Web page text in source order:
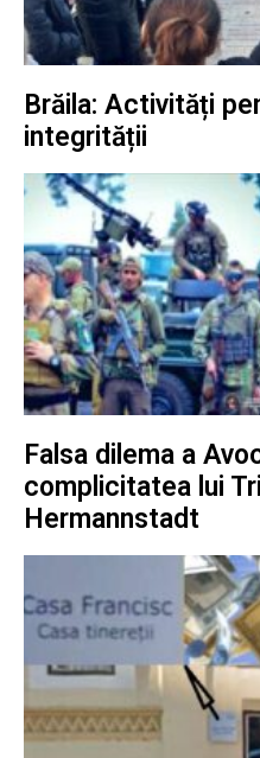
Brăila: Activități
integrității
Falsa dilema a
complicitatea lui
Hermannstadt